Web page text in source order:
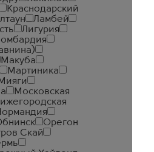
Краснодарский
Ламбей
Лигурия
Макуба
Мартиника
Мияги
Московская
Орегон
Скай